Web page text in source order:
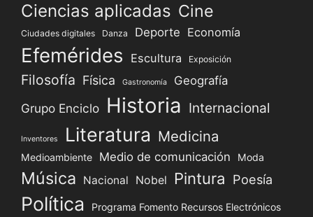
Ciencias aplicadas Cine
Ciudades digitales Danza Deporte Economía
Efemérides Escultura Exposición
Filosofía Física Gastronomía Geografía
Grupo Enciclo Historia Internacional
Inventores Literatura Medicina
Medioambiente Medio de comunicación Moda
Música Nacional Nobel Pintura Poesía
Política Programa Fomento Recursos Electrónicos